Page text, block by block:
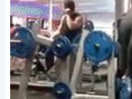
12. Mimo przeciwności losu
nigdy nie poddawać.